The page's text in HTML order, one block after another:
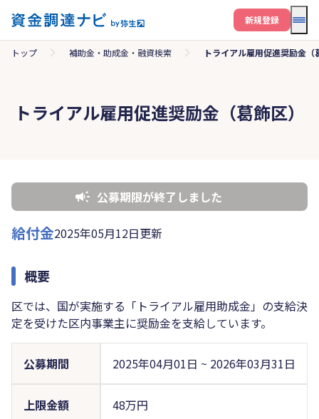
メ
新規登録
トップ 補助金・助成金・融資検索 トライアル雇用促進奨励金（
トライアル雇用促進奨励金（葛飾区）
公募期限が終了しました
給付金2025年05月12日更新
概要
区では、国が実施する「トライアル雇用助成金」の支給決
定を受けた区内事業主に奨励金を支給しています。
公募期間 2025年04月01日 ~ 2026年03月31日
上限金額 48万円